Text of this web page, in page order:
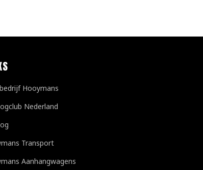
Hooymans
Nederland
Transport
Aanhangwagens